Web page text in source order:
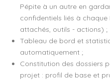
Pépite à un autre en
confidentiels liés à
attachés, outils - actions) ;
Tableau de bord et
automatiquement ;
Constitution des dossiers
projet : profil de base et